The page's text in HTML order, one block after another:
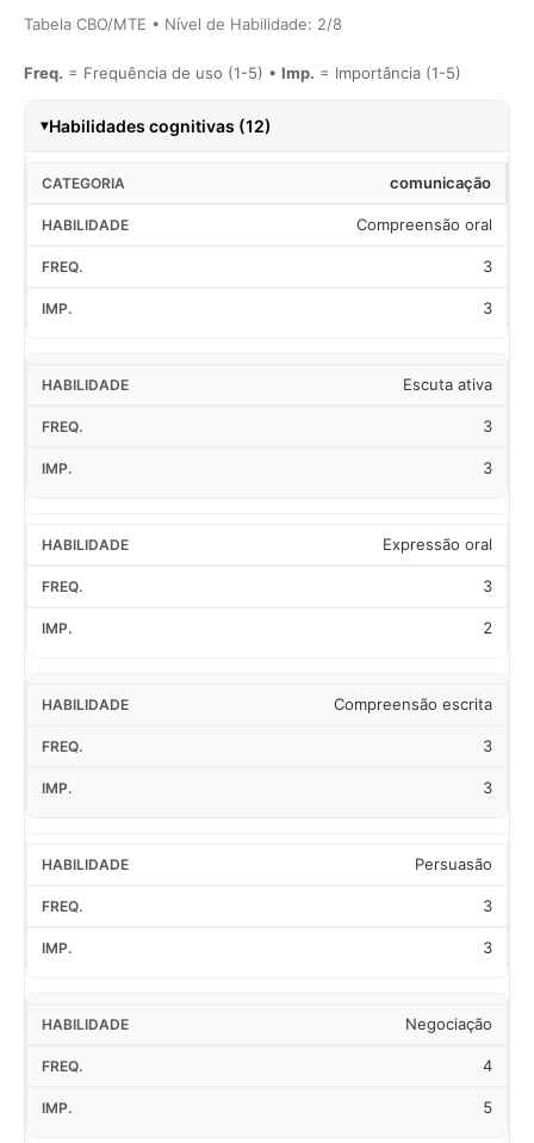
Tabela CBO/MTE • Nível de Habilidade: 2/8
Freq. = Frequência de uso (1-5) • Imp. = Importância (1-5)
Habilidades cognitivas (12)
comunicação
Compreensão oral
3
3
Escuta ativa
3
3
Expressão oral
3
2
Compreensão escrita
3
3
Persuasão
3
3
Negociação
4
5